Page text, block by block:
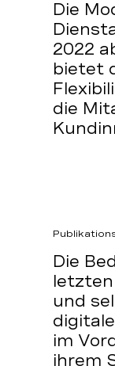
Die
2022
bietet
die
Die
und
im
ihrem